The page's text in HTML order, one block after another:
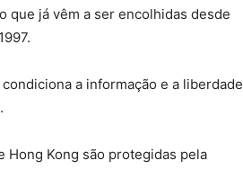
que já vêm a ser encolhidas desde
a informação e a liberdade
Hong Kong são protegidas pela